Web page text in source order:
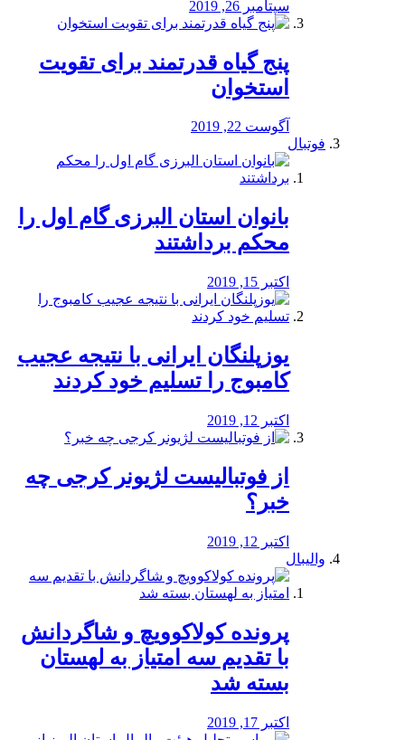
سپتامبر 26, 2019
پنج گیاه قدرتمند برای تقویت
استخوان
آگوست 22, 2019
فوتبال
بانوان استان البرزی گام اول را
محكم برداشتند
اکتبر 15, 2019
یوزپلنگان ایرانی با نتیجه عجیب
کامبوج را تسلیم خود کردند
اکتبر 12, 2019
از فوتبالیست لژیونر کرجی چه
خبر؟
اکتبر 12, 2019
والیبال
پرونده کولاکوویچ و شاگردانش
با تقدیم سه امتیاز به لهستان
بسته شد
اکتبر 17, 2019